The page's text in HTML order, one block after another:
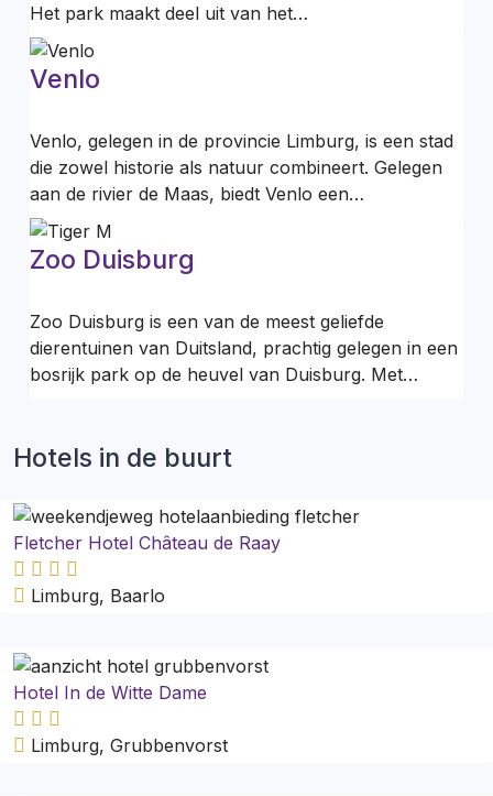
Het park maakt deel uit van het…
Venlo
Venlo, gelegen in de provincie Limburg, is een stad
die zowel historie als natuur combineert. Gelegen
aan de rivier de Maas, biedt Venlo een…
Zoo Duisburg
Zoo Duisburg is een van de meest geliefde
dierentuinen van Duitsland, prachtig gelegen in een
bosrijk park op de heuvel van Duisburg. Met…
Hotels in de buurt
Fletcher Hotel Château de Raay
Limburg, Baarlo
Hotel In de Witte Dame
Limburg, Grubbenvorst